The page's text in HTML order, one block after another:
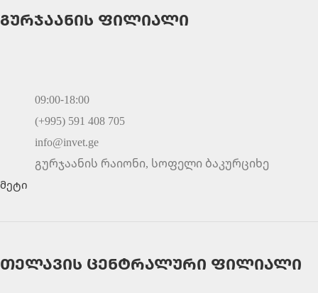
გურჯაანის ფილიალი
09:00-18:00
(+995) 591 408 705
info@invet.ge
გურჯაანის რაიონი, სოფელი ბაკურციხე
მეტი
თელავის ცენტრალური ფილიალი